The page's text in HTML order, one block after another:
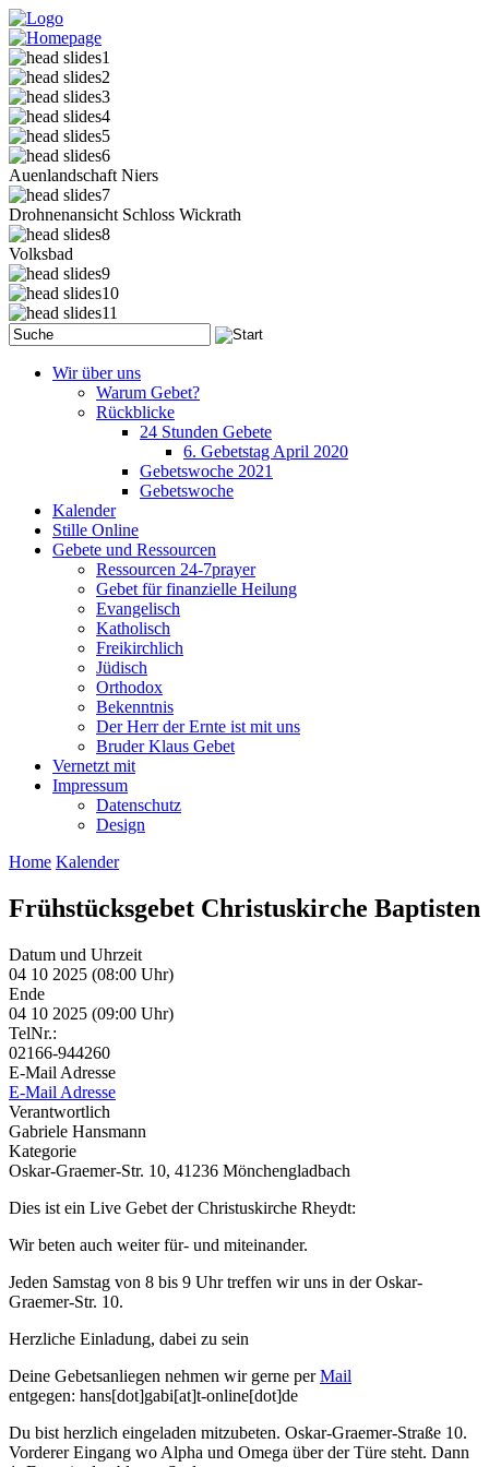
Auenlandschaft Niers
Drohnenansicht Schloss Wickrath
Volksbad
Wir über uns
Warum Gebet?
Rückblicke
24 Stunden Gebete
6. Gebetstag April 2020
Gebetswoche 2021
Gebetswoche
Kalender
Stille Online
Gebete und Ressourcen
Ressourcen 24-7prayer
Gebet für finanzielle Heilung
Evangelisch
Katholisch
Freikirchlich
Jüdisch
Orthodox
Bekenntnis
Der Herr der Ernte ist mit uns
Bruder Klaus Gebet
Vernetzt mit
Impressum
Datenschutz
Design
Home Kalender
Frühstücksgebet Christuskirche Baptisten
Datum und Uhrzeit
04 10 2025 (08:00 Uhr)
Ende
04 10 2025 (09:00 Uhr)
TelNr.:
02166-944260
E-Mail Adresse
E-Mail Adresse
Verantwortlich
Gabriele Hansmann
Kategorie
Oskar-Graemer-Str. 10, 41236 Mönchengladbach
Dies ist ein Live Gebet der Christuskirche Rheydt:
Wir beten auch weiter für- und miteinander.
Jeden Samstag von 8 bis 9 Uhr treffen wir uns in der Oskar-
Graemer-Str. 10.
Herzliche Einladung, dabei zu sein
Deine Gebetsanliegen nehmen wir gerne perMail
entgegen: hans[dot]gabi[at]t-online[dot]de
Du bist herzlich eingeladen mitzubeten. Oskar-Graemer-Straße 10.
Vorderer Eingang wo Alpha und Omega über der Türe steht. Dann